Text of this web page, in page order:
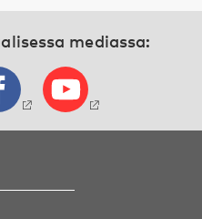
mediassa: